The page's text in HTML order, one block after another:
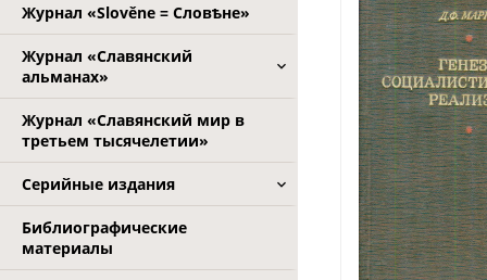
Журнал «Slověne = Словѣне»
Журнал «Славянский
альманах»
Журнал «Славянский мир в
третьем тысячелетии»
Серийные издания
Библиографические
материалы